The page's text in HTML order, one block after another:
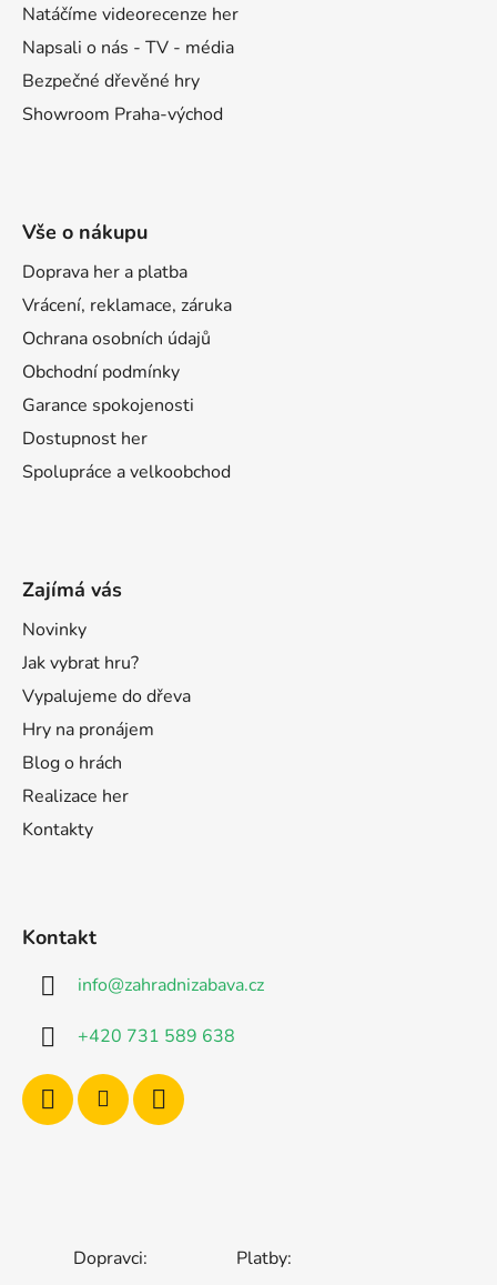
Natáčíme videorecenze her
Napsali o nás - TV - média
Bezpečné dřevěné hry
Showroom Praha-východ
Vše o nákupu
Doprava her a platba
Vrácení, reklamace, záruka
Ochrana osobních údajů
Obchodní podmínky
Garance spokojenosti
Dostupnost her
Spolupráce a velkoobchod
Zajímá vás
Novinky
Jak vybrat hru?
Vypalujeme do dřeva
Hry na pronájem
Blog o hrách
Realizace her
Kontakty
Kontakt
info@zahradnizabava.cz
+420 731 589 638
Dopravci: Platby: